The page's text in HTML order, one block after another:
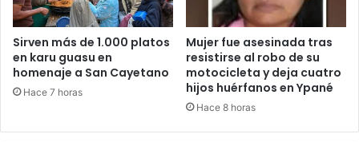
Sirven más de 1.000 platos
en karu guasu en
homenaje a San Cayetano
Hace 7 horas
Mujer fue asesinada tras
resistirse al robo de su
motocicleta y deja cuatro
hijos huérfanos en Ypané
Hace 8 horas